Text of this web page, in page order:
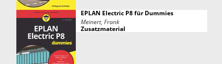
EPLAN Electric P8 für Dummies
Meinert, Frank
Zusatzmaterial